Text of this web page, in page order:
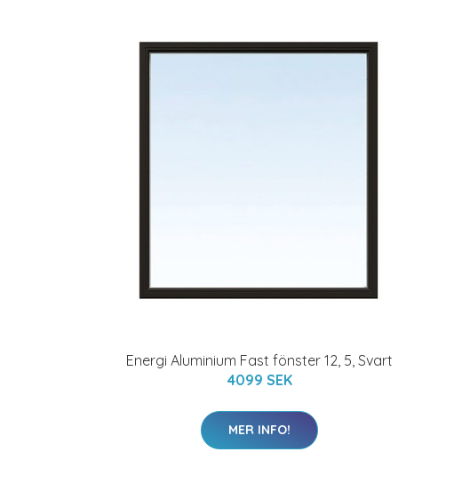
Energi Aluminium Fast fönster 12, 5, Svart
4099 SEK
MER INFO!